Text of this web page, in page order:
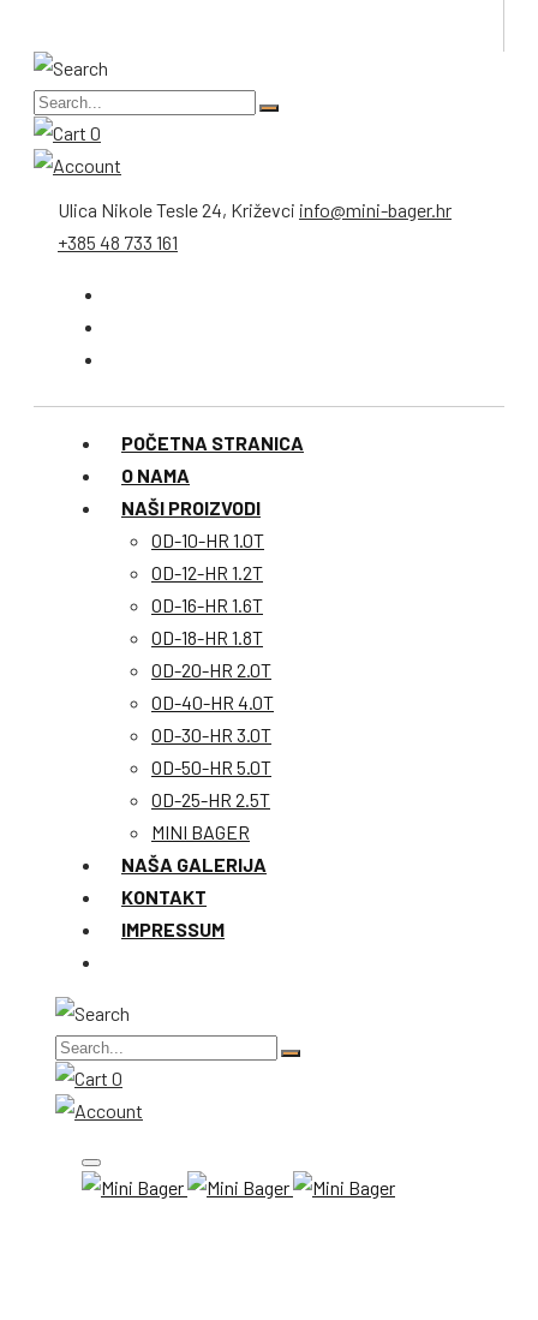
0
Ulica Nikole Tesle 24, Križevci info@mini-bager.hr
+385 48 733 161
POČETNA STRANICA
O NAMA
NAŠI PROIZVODI
OD-10-HR 1.0T
OD-12-HR 1.2T
OD-16-HR 1.6T
OD-18-HR 1.8T
OD-20-HR 2.0T
OD-40-HR 4.0T
OD-30-HR 3.0T
OD-50-HR 5.0T
OD-25-HR 2.5T
MINI BAGER
NAŠA GALERIJA
KONTAKT
IMPRESSUM
0